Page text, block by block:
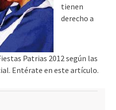
tienen
derecho a
Patrias 2012 según las
Entérate en este artículo.